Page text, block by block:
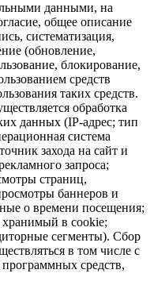
данными, на
общее описание
систематизация,
(обновление,
блокирование,
средств
таких средств.
обработка
данных (IP-адрес; тип
система
захода на сайт и
запроса;
страниц,
баннеров и
о времени посещения;
хранимый в cookie;
сегменты). Сбор
в том числе с
средств,